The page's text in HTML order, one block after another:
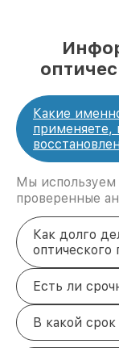
Какие
применяете,
Мы используем
проверенные
Как долго
оптического
Есть ли
В какой